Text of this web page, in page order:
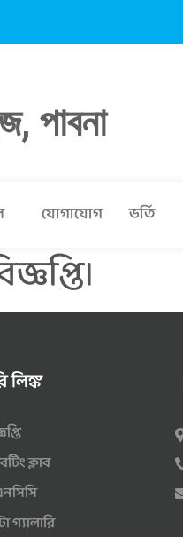
পাবনা
যোগাযোগ ভর্তি
লিঙ্ক
ক্লাব
গ্যালারি